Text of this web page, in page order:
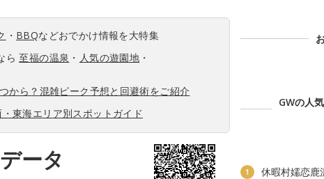
・ BBQなどおでかけ情報を大特集
ら至福の温泉 ・ 人気の遊園地 ・
から？混雑ピーク予想と回避術をご紹介
東海エリア別スポットガイド
ータ
GWの人
1 休暇村嬬恋鹿